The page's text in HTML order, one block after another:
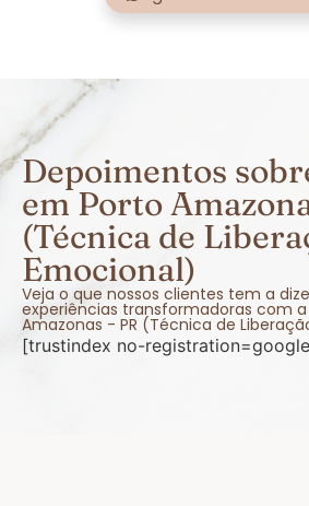
Depoimentos
em Porto
(Técnica de
Emocional)
Veja o que nossos clientes tem a
experiências transformadoras com a
Amazonas - PR (Técnica de
[trustindex no-